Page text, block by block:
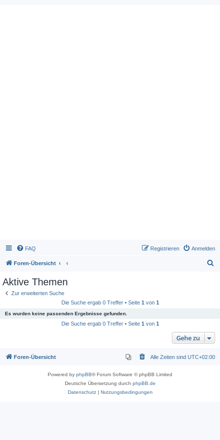
FAQ Anmelden
Registrieren
Foren-Übersicht
Aktive Themen
Zur erweiterten Suche
Die Suche ergab 0 Treffer • Seite 1 von 1
Es wurden keine passenden Ergebnisse gefunden.
Die Suche ergab 0 Treffer • Seite 1 von 1
Gehe zu
Foren-Übersicht Alle Zeiten sind UTC+02:00
Powered by phpBB® Forum Software © phpBB Limited
Deutsche Übersetzung durch phpBB.de
Datenschutz| Nutzungsbedingungen